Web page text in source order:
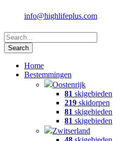
info@highlifeplus.com
Home
Bestemmingen
Oostenrijk
81 skigebieden
219 skidorpen
81 skigebieden
81 skigebieden
Zwitserland